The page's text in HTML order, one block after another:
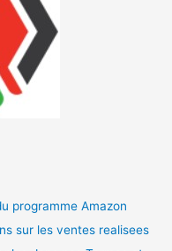
programme Amazon
sur les ventes realisees